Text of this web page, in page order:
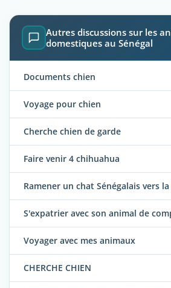
Autres discussions sur les
domestiques au Sénégal
Documents chien
Voyage pour chien
Cherche chien de garde
Faire venir 4 chihuahua
Ramener un chat Sénégalais vers la
S'expatrier avec son animal de
Voyager avec mes animaux
CHERCHE CHIEN